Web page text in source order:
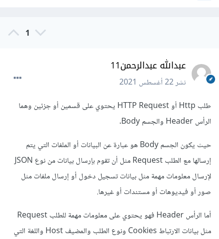
1
عبدالله عبدالرحمن11
نشر22 أغسطس 2021
طلب Http أو HTTP Request يحتوي على قسمين أو جزئين وهما
الرأس Header والجسم Body.
حيث يكون الجسم Body هو عبارة عن البيانات أو الملفات التي يتم
إرسالها مع الطلب Request مثل أن تقوم بإرسال بيانات من نوع JSON
لإرسال معلومات مهمة مثل بيانات تسجيل دخول أو إرسال ملفات مثل
صور أو فيديوهات أو مستندات أو غيرها.
أما الرأس Header فهو يحتوي على معلومات مهمة للطلب Request
مثل بيانات الارتباط Cookies ونوع الطلب والمضيف Host واللغة التي